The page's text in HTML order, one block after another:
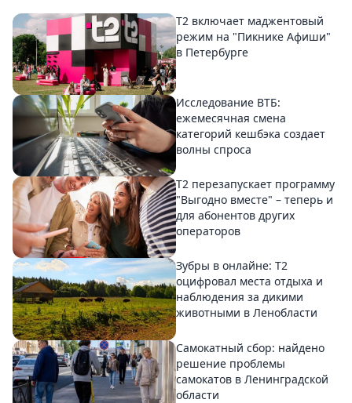
Т2 включает маджентовый
режим на "Пикнике Афиши"
в Петербурге
Исследование ВТБ:
ежемесячная смена
категорий кешбэка создает
волны спроса
Т2 перезапускает программу
"Выгодно вместе" – теперь и
для абонентов других
операторов
Зубры в онлайне: Т2
оцифровал места отдыха и
наблюдения за дикими
животными в Ленобласти
Самокатный сбор: найдено
решение проблемы
самокатов в Ленинградской
области